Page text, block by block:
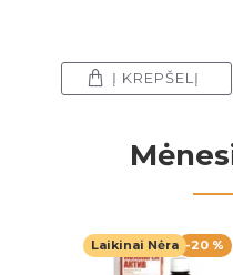
Į KREPŠELĮ
-20 %
Laikinai Nėra